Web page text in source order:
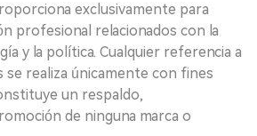
exclusivamente para
profesional relacionados con la
y la política. Cualquier referencia a
se realiza únicamente con fines
un respaldo,
de ninguna marca o